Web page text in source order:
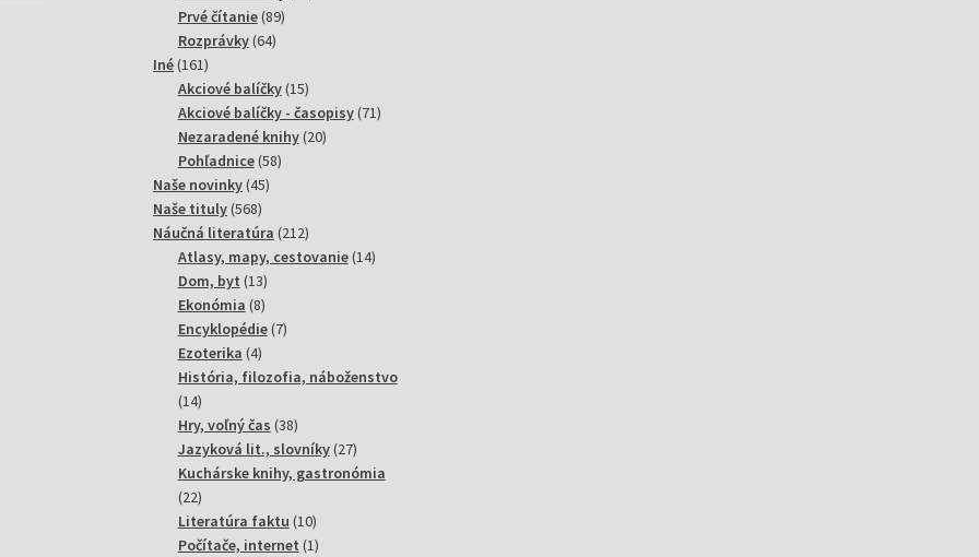
Prvé čítanie 8989
Rozprávky 6464
Iné 161161
produktov
Akciové balíčky 1515
produktov
Akciové balíčky - časopisy 7171
Nezaradené knihy 2020
Pohľadnice 5858
Naše novinky 4545
Naše tituly 568568
produktov
Náučná literatúra 212212
produktov
Atlasy, mapy, cestovanie 1414
Dom, byt 1313
produktov
Ekonómia 88
produktov
Encyklopédie 77
Ezoterika 44
produkty
História, filozofia, náboženstvo
1414
produktov
Hry, voľný čas 3838
produktov
Jazyková lit., slovníky 2727
produktov
Kuchárske knihy, gastronómia
2222
produktov
Literatúra faktu 1010
produktov
Počítače, internet 11